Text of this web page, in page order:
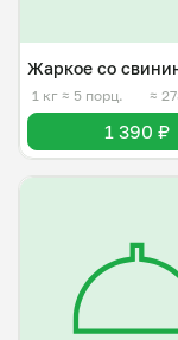
Жаркое со
1 кг ≈ 5 порц. ≈
1 390 ₽